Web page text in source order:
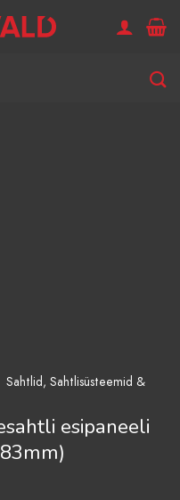
Sahtlid, Sahtlisüsteemid &
esipaneeli